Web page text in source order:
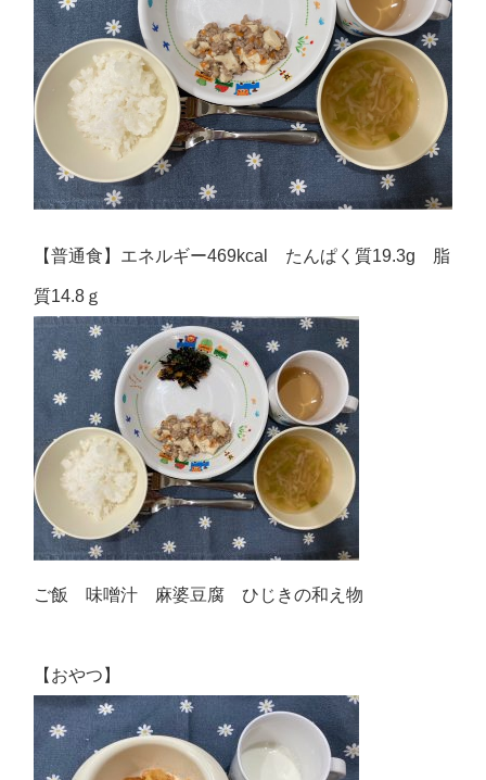
【普通食】エネルギー469kcal たんぱく質19.3g 脂
質14.8ｇ
ご飯 味噌汁 麻婆豆腐 ひじきの和え物
【おやつ】